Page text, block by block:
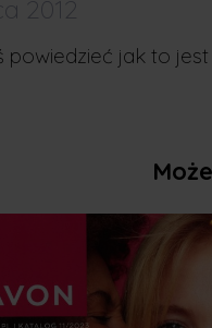
2012
powiedzieć jak to